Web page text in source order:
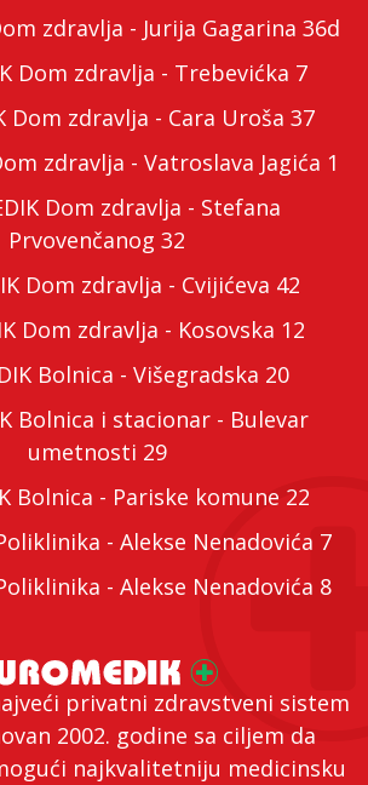
privatni zdravstveni sistem
2002. godine sa ciljem da
najkvalitetniju medicinsku
zdravlja - Jurija Gagarina 36d
Dom zdravlja - Trebevićka 7
Dom zdravlja - Cara Uroša 37
zdravlja - Vatroslava Jagića 1
Dom zdravlja - Stefana
Prvovenčanog 32
Dom zdravlja - Cvijićeva 42
Dom zdravlja - Kosovska 12
Bolnica - Višegradska 20
Bolnica i stacionar - Bulevar
umetnosti 29
Bolnica - Pariske komune 22
- Alekse Nenadovića 7
- Alekse Nenadovića 8